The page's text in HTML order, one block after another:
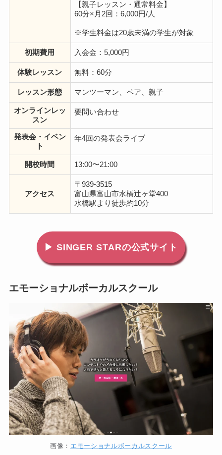
【親子レッスン・通常料金】
60分×月2回：6,000円/人
※学生料金は20歳未満の学生が対象
初期費用 入会金：5,000円
体験レッスン 無料：60分
レッスン形態 マンツーマン、ペア、親子
オンラインレッ
スン
要問い合わせ
発表会・イベン
ト
年4回の発表会ライブ
開校時間 13:00〜21:00
アクセス
〒939-3515
富山県富山市水橋辻ヶ堂400
水橋駅より徒歩約10分
▶ SINGER STARの公式サイト
エモーショナルボーカルスクール
画像： エモーショナルボーカルスクール
地図から探す 比較表で探す